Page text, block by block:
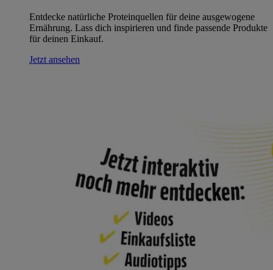
Entdecke natürliche Proteinquellen für deine ausgewogene
Ernährung. Lass dich inspirieren und finde passende Produkte
für deinen Einkauf.
Jetzt ansehen